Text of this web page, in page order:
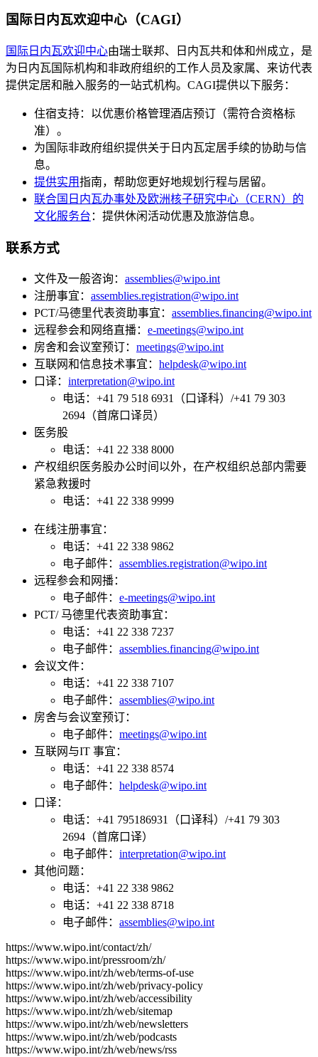
国际日内瓦欢迎中心（CAGI）
国际日内瓦欢迎中心由瑞士联邦、日内瓦共和体和州成立，是
为日内瓦国际机构和非政府组织的工作人员及家属、来访代表
提供定居和融入服务的一站式机构。CAGI提供以下服务：
住宿支持：以优惠价格管理酒店预订（需符合资格标
准）。
为国际非政府组织提供关于日内瓦定居手续的协助与信
息。
提供实用指南，帮助您更好地规划行程与居留。
联合国日内瓦办事处及欧洲核子研究中心（CERN）的
文化服务台 ：提供休闲活动优惠及旅游信息。
联系方式
文件及一般咨询： assemblies@wipo.int
注册事宜： assemblies.registration@wipo.int
PCT/马德里代表资助事宜： assemblies.financing@wipo.int
远程参会和网络直播： e-meetings@wipo.int
房舍和会议室预订： meetings@wipo.int
互联网和信息技术事宜： helpdesk@wipo.int
口译： interpretation@wipo.int
电话：+41 79 518 6931（口译科）/+41 79 303
2694（首席口译员）
医务股
电话：+41 22 338 8000
产权组织医务股办公时间以外，在产权组织总部内需要
紧急救援时
电话：+41 22 338 9999
在线注册事宜：
电话：+41 22 338 9862
电子邮件：​​​​​​​ assemblies.registration@wipo.int
远程参会和网播：​​​​​​​
电子邮件： e-meetings@wipo.int
PCT/ 马德里代表资助事宜：
电话：+41 22 338 7237
电子邮件： assemblies.financing@wipo.int
会议文件：
电话：+41 22 338 7107
电子邮件： assemblies@wipo.int
房舍与会议室预订：
电子邮件： meetings@wipo.int
互联网与IT 事宜：
电话：+41 22 338 8574
电子邮件： helpdesk@wipo.int
口译：​​​​​​​
电话：+41 795186931（口译科）/+41 79 303
2694（首席口译）
电子邮件： interpretation@wipo.int
其他问题：
电话：+41 22 338 9862
电话：+41 22 338 8718
电子邮件： assemblies@wipo.int
https://www.wipo.int/contact/zh/
https://www.wipo.int/pressroom/zh/
https://www.wipo.int/zh/web/terms-of-use
https://www.wipo.int/zh/web/privacy-policy
https://www.wipo.int/zh/web/accessibility
https://www.wipo.int/zh/web/sitemap
https://www.wipo.int/zh/web/newsletters
https://www.wipo.int/zh/web/podcasts
https://www.wipo.int/zh/web/news/rss